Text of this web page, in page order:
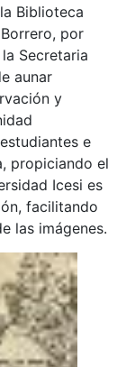
Biblioteca
por
Secretaria
aunar
y
e
propiciando el
Icesi es
facilitando
las imágenes.